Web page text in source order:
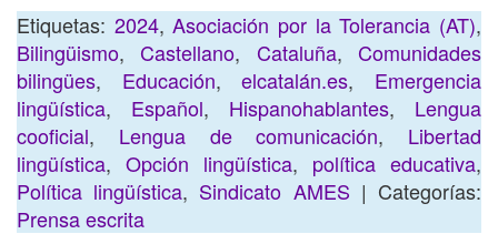
Etiquetas: 2024,Asociación por la Tolerancia (AT),
Bilingüismo,Castellano, Cataluña,Comunidades
bilingües, Educación,elcatalán.es, Emergencia
lingüística, Español, Hispanohablantes, Lengua
cooficial, Lengua de comunicación, Libertad
lingüística, Opción lingüística, política educativa,
Política lingüística, Sindicato AMES | Categorías:
Prensa escrita